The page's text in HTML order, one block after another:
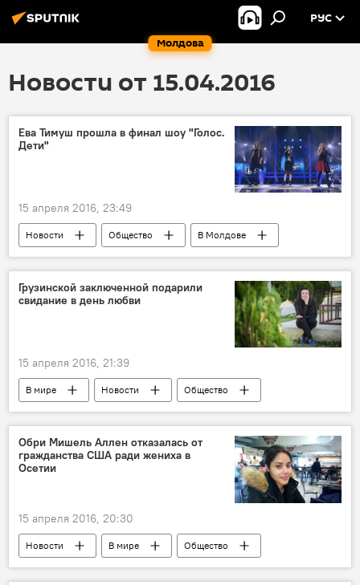
Молдова
РУС
Новости от 15.04.2016
Ева Тимуш прошла в финал шоу "Голос.
Дети"
15 апреля 2016, 23:49
Новости Общество
В Молдове
Россия
Республика Молдова
конкурс
Голос. Дети
Грузинской заключенной подарили
свидание в день любви
15 апреля 2016, 21:39
В мире Новости
Общество
Грузия
любовь заключенные
Обри Мишель Аллен отказалась от
гражданства США ради жениха в
Осетии
15 апреля 2016, 20:30
Новости В мире
Общество
США
Южная Осетия